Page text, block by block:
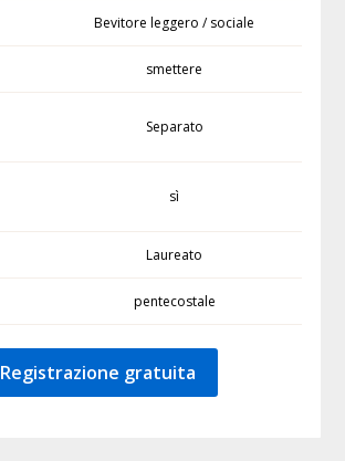
Bevitore leggero / sociale
smettere
Separato
sì
Laureato
pentecostale
Registrazione gratuita